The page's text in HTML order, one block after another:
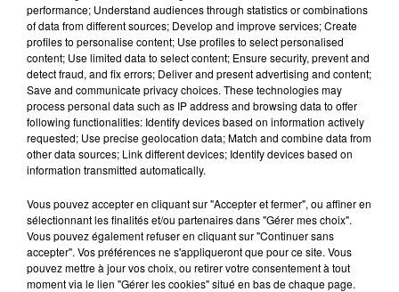
14 HAITIAN FIGHT SONG :Pas grand chose à lui
reprocher quand elle est pieds nus, dans cette
configuration elle peut prendre une 4/5éme place.
3 HOLDING GIRL: Elle réalise une belle année et
arrive en forme pour ce début de meeting.
***
FIL D'ACTUS
performance; Understand audiences through statistics or combinations
of data from different sources; Develop and improve services; Create
profiles to personalise content; Use profiles to select personalised
content; Use limited data to select content; Ensure security, prevent and
detect fraud, and fix errors; Deliver and present advertising and content;
Save and communicate privacy choices. These technologies may
process personal data such as IP address and browsing data to offer
following functionalities: Identify devices based on information actively
requested; Use precise geolocation data; Match and combine data from
other data sources; Link different devices; Identify devices based on
information transmitted automatically.
Vous pouvez accepter en cliquant sur "Accepter et fermer", ou affiner en
sélectionnant les finalités et/ou partenaires dans "Gérer mes choix".
Vous pouvez également refuser en cliquant sur "Continuer sans
accepter". Vos préférences ne s'appliqueront que pour ce site. Vous
pouvez mettre à jour vos choix, ou retirer votre consentement à tout
moment via le lien "Gérer les cookies" situé en bas de chaque page.